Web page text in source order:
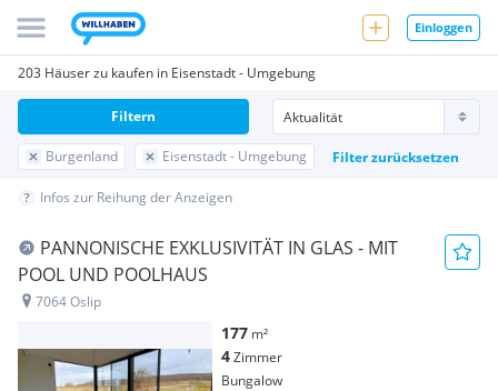
Einloggen
203 Häuser zu kaufen in Eisenstadt - Umgebung
Burgenland Eisenstadt - Umgebung Filter zurücksetzen
Filtern
Infos zur Reihung der Anzeigen
PANNONISCHE EXKLUSIVITÄT IN GLAS - MIT
POOL UND POOLHAUS
7064 Oslip
177 m²
4Zimmer
Bungalow